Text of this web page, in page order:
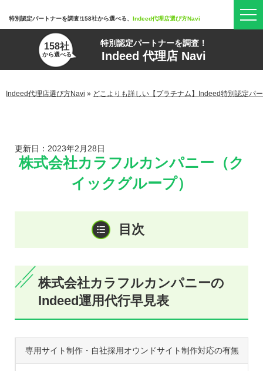
特別認定パートナーを調査!158社から選べる、 Indeed代理店選び方Navi
158社
から選べる
特別認定パートナーを調査！
Indeed 代理店 Navi
Indeed代理店選び方Navi » どこよりも詳しい【プラチナム】Indeed特別認定パ
更新日：2023年2月28日
株式会社カラフルカンパニー（ク
イックグループ）
株式会社カラフルカンパニーの
Indeed運用代行早見表
専用サイト制作・自社採用オウンドサイト制作対応の有無